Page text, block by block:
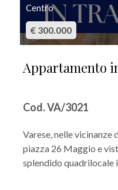
Centro
€ 300.000
Appartamento
Cod. VA/3021
Varese, nelle vicinanze
piazza 26 Maggio e
splendido quadrilocale